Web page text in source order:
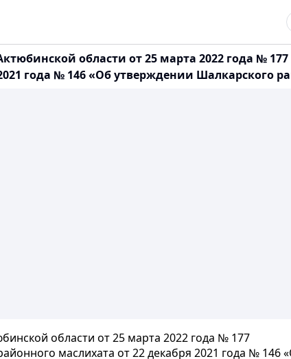
области от 25 марта 2022 года №
года № 146 «Об утверждении Шалкарского
области от 25 марта 2022 года № 177
маслихата от 22 декабря 2021 года № 146